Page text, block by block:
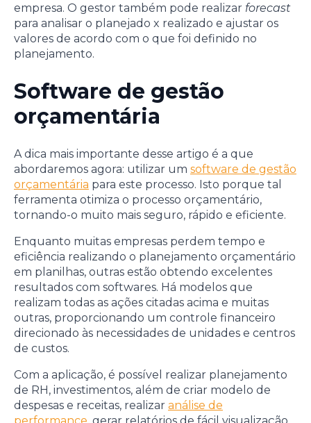
empresa. O gestor também pode realizar forecast
para analisar o planejado x realizado e ajustar os
valores de acordo com o que foi definido no
planejamento.
Software de gestão
orçamentária
A dica mais importante desse artigo é a que
abordaremos agora: utilizar um software de gestão
orçamentária para este processo. Isto porque tal
ferramenta otimiza o processo orçamentário,
tornando-o muito mais seguro, rápido e eficiente.
Enquanto muitas empresas perdem tempo e
eficiência realizando o planejamento orçamentário
em planilhas, outras estão obtendo excelentes
resultados com softwares. Há modelos que
realizam todas as ações citadas acima e muitas
outras, proporcionando um controle financeiro
direcionado às necessidades de unidades e centros
de custos.
Com a aplicação, é possível realizar planejamento
de RH, investimentos, além de criar modelo de
despesas e receitas, realizar análise de